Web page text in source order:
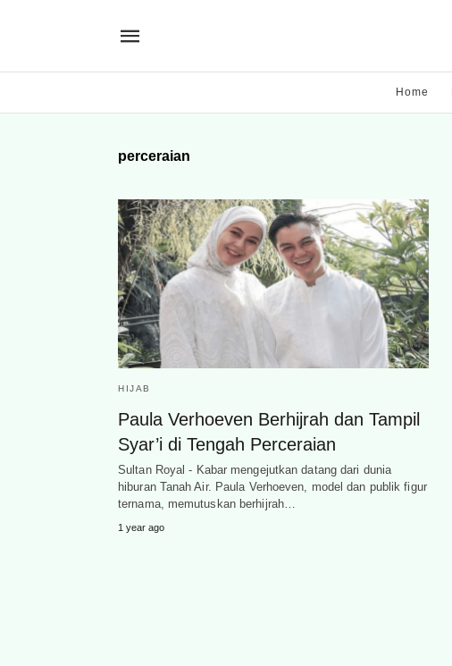
Home
perceraian
HIJAB
Paula Verhoeven Berhijrah dan Tampil
Syar’i di Tengah Perceraian
Sultan Royal - Kabar mengejutkan datang dari dunia
hiburan Tanah Air. Paula Verhoeven, model dan publik figur
ternama, memutuskan berhijrah…
1 year ago